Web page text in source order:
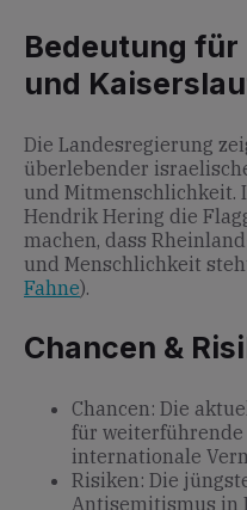
Bedeutung
und
Die Landesregierung
überlebender
und Mitmenschlichkeit.
Hendrik Hering die
machen, dass
und Menschlichkeit
Fahne).
Chancen &
Chancen: Die
für
internationale
Risiken: Die
Antisemitismus in